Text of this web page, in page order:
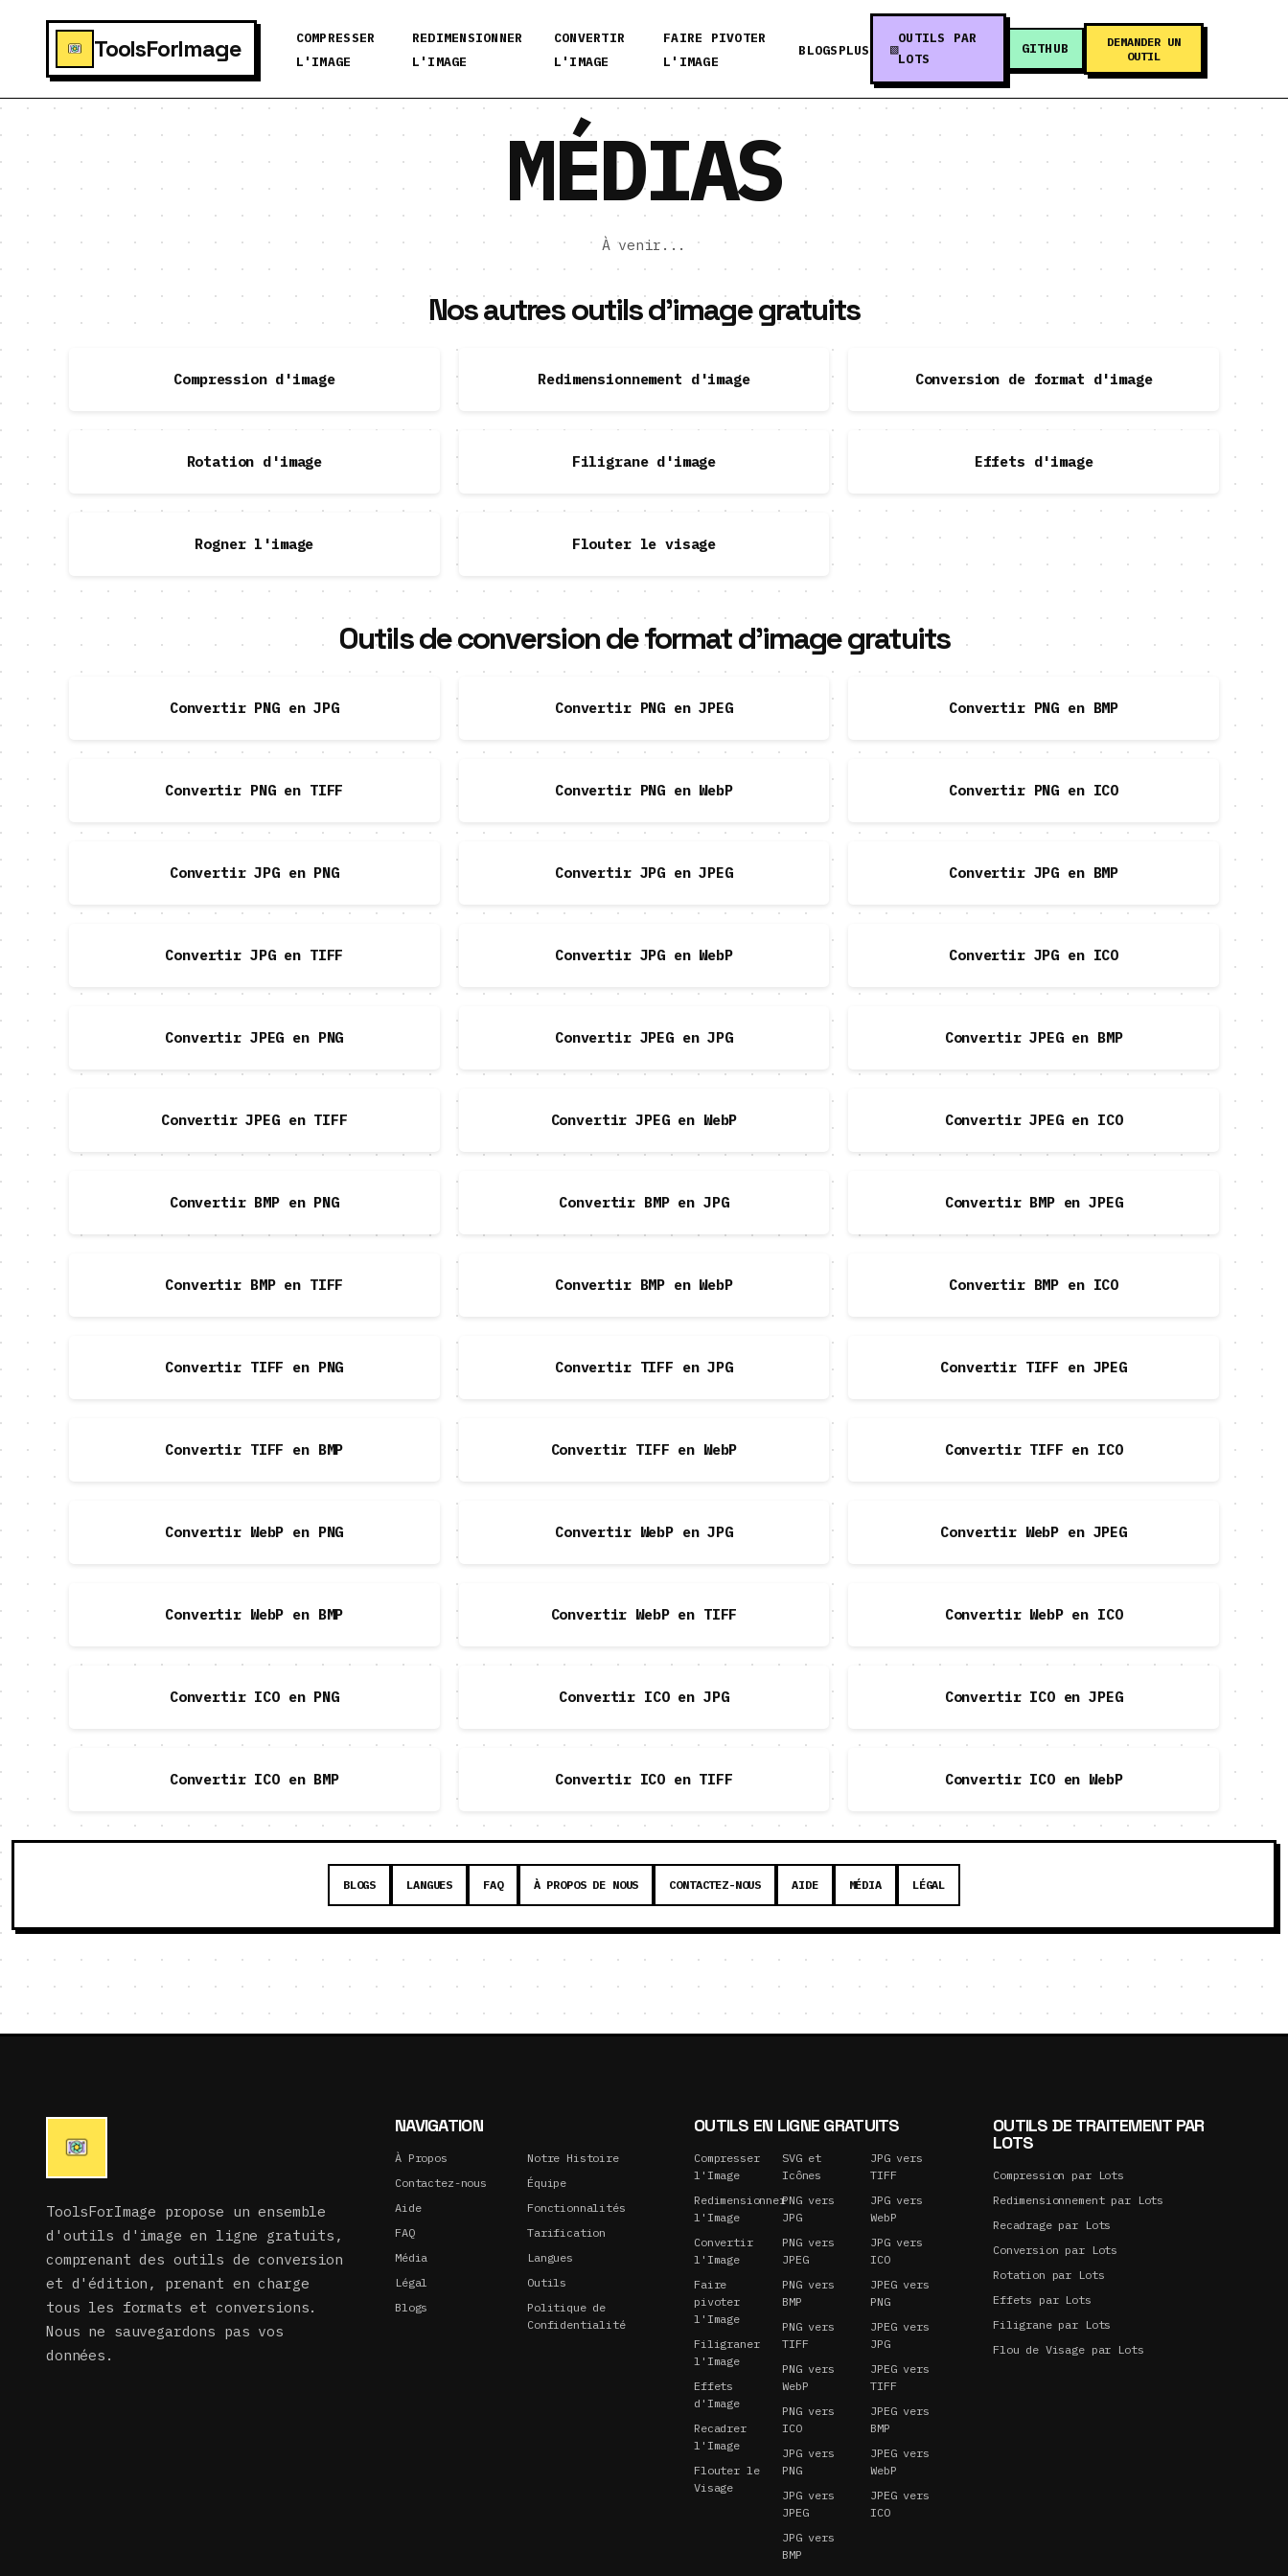
ToolsForImage
COMPRESSER
L'IMAGE
REDIMENSIONNER
L'IMAGE
CONVERTIR
L'IMAGE
FAIRE PIVOTER
L'IMAGE
BLOGSPLUS
OUTILS PAR
LOTS
GITHUB
DEMANDER UN
OUTIL
MÉDIAS
À venir...
Nos autres outils d'image gratuits
Compression d'image Redimensionnement d'image Conversion de format d'image
Rotation d'image Filigrane d'image Effets d'image
Rogner l'image Flouter le visage
Outils de conversion de format d'image gratuits
Convertir PNG en JPG Convertir PNG en JPEG Convertir PNG en BMP
Convertir PNG en TIFF Convertir PNG en WebP Convertir PNG en ICO
Convertir JPG en PNG Convertir JPG en JPEG Convertir JPG en BMP
Convertir JPG en TIFF Convertir JPG en WebP Convertir JPG en ICO
Convertir JPEG en PNG Convertir JPEG en JPG Convertir JPEG en BMP
Convertir JPEG en TIFF Convertir JPEG en WebP Convertir JPEG en ICO
Convertir BMP en PNG Convertir BMP en JPG Convertir BMP en JPEG
Convertir BMP en TIFF Convertir BMP en WebP Convertir BMP en ICO
Convertir TIFF en PNG Convertir TIFF en JPG Convertir TIFF en JPEG
Convertir TIFF en BMP Convertir TIFF en WebP Convertir TIFF en ICO
Convertir WebP en PNG Convertir WebP en JPG Convertir WebP en JPEG
Convertir WebP en BMP Convertir WebP en TIFF Convertir WebP en ICO
Convertir ICO en PNG Convertir ICO en JPG Convertir ICO en JPEG
Convertir ICO en BMP Convertir ICO en TIFF Convertir ICO en WebP
BLOGS LANGUES FAQ À PROPOS DE NOUS CONTACTEZ-NOUS AIDE MÉDIA LÉGAL
ToolsForImage propose un ensemble
d'outils d'image en ligne gratuits,
comprenant des outils de conversion
et d'édition, prenant en charge
tous les formats et conversions.
Nous ne sauvegardons pas vos
données.
NAVIGATION
À Propos
Contactez-nous
Aide
FAQ
Média
Légal
Blogs
Notre Histoire
Équipe
Fonctionnalités
Tarification
Langues
Outils
Politique de
Confidentialité
OUTILS EN LIGNE GRATUITS
Compresser
l'Image
Redimensionner
l'Image
Convertir
l'Image
Faire
pivoter
l'Image
Filigraner
l'Image
Effets
d'Image
Recadrer
l'Image
Flouter le
Visage
SVG et
Icônes
PNG vers
JPG
PNG vers
JPEG
PNG vers
BMP
PNG vers
TIFF
PNG vers
WebP
PNG vers
ICO
JPG vers
PNG
JPG vers
JPEG
JPG vers
BMP
JPG vers
TIFF
JPG vers
WebP
JPG vers
ICO
JPEG vers
PNG
JPEG vers
JPG
JPEG vers
TIFF
JPEG vers
BMP
JPEG vers
WebP
JPEG vers
ICO
OUTILS DE TRAITEMENT PAR
LOTS
Compression par Lots
Redimensionnement par Lots
Recadrage par Lots
Conversion par Lots
Rotation par Lots
Effets par Lots
Filigrane par Lots
Flou de Visage par Lots